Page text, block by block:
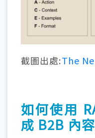
截圖出處:The
如何使用
成 B2B 內容